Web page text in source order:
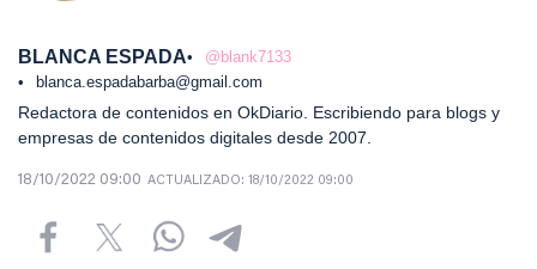
BLANCA ESPADA
@blank7133
blanca.espadabarba@gmail.com
Redactora de contenidos en OkDiario. Escribiendo para blogs y
empresas de contenidos digitales desde 2007.
18/10/2022 09:00 ACTUALIZADO: 18/10/2022 09:00